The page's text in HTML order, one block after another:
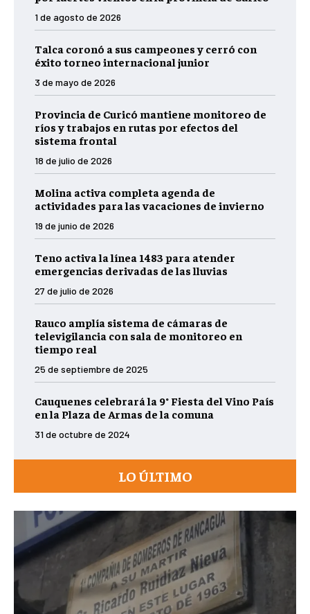
1 de agosto de 2026
Talca coronó a sus campeones y cerró con
éxito torneo internacional junior
3 de mayo de 2026
Provincia de Curicó mantiene monitoreo de
ríos y trabajos en rutas por efectos del
sistema frontal
18 de julio de 2026
Molina activa completa agenda de
actividades para las vacaciones de invierno
19 de junio de 2026
Teno activa la línea 1483 para atender
emergencias derivadas de las lluvias
27 de julio de 2026
Rauco amplía sistema de cámaras de
televigilancia con sala de monitoreo en
tiempo real
25 de septiembre de 2025
Cauquenes celebrará la 9° Fiesta del Vino País
en la Plaza de Armas de la comuna
31 de octubre de 2024
LO ÚLTIMO